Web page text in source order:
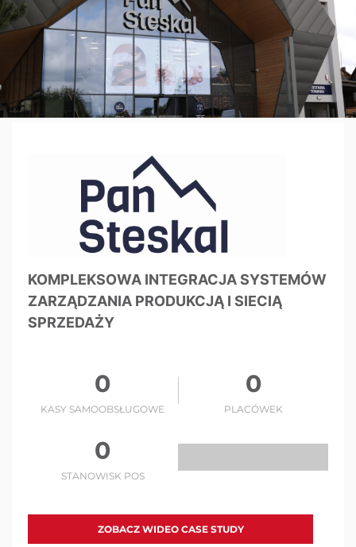
KOMPLEKSOWA INTEGRACJA SYSTEMÓW
ZARZĄDZANIA PRODUKCJĄ I SIECIĄ
SPRZEDAŻY
0
KASY SAMOOBSŁUGOWE
0
PLACÓWEK
0
STANOWISK POS
ZOBACZ WIDEO CASE STUDY